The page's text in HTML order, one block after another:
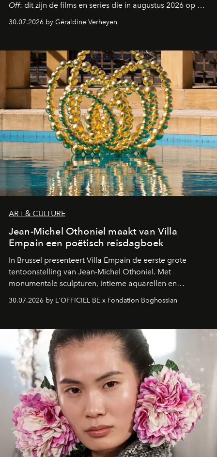
Off: dit zijn de films en series die in augustus 2026 op de
streamingplatformen verschijnen.
30.07.2026 by Géraldine Verheyen
ART & CULTURE
Jean-Michel Othoniel maakt van Villa
Empain een poëtisch reisdagboek
In Brussel presenteert Villa Empain de eerste grote
tentoonstelling van Jean-Michel Othoniel. Met
monumentale sculpturen, intieme aquarellen en
fonkelend Murano-glas creëert de Franse kunstenaar
een emotionele reis waarin elk werk de herinnering
moment van verwondering.
30.07.2026 by L'OFFICIEL BE x Fondation Boghossian